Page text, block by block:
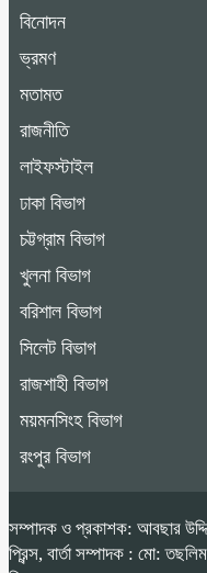
বিনোদন
ভ্রমণ
মতামত
রাজনীতি
লাইফস্টাইল
ঢাকা বিভাগ
চট্টগ্রাম বিভাগ
খুলনা বিভাগ
বরিশাল বিভাগ
সিলেট বিভাগ
রাজশাহী বিভাগ
ময়মনসিংহ বিভাগ
রংপুর বিভাগ
সম্পাদক ও প্রকাশক: আবছার
প্রিন্স, বার্তা সম্পাদক : মো: